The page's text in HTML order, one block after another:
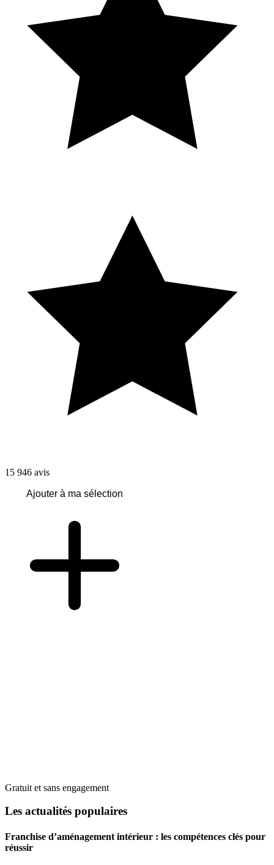
15 946 avis
Ajouter à ma sélection
Gratuit et sans engagement
Les actualités populaires
Franchise d’aménagement intérieur : les compétences clés pour
réussir